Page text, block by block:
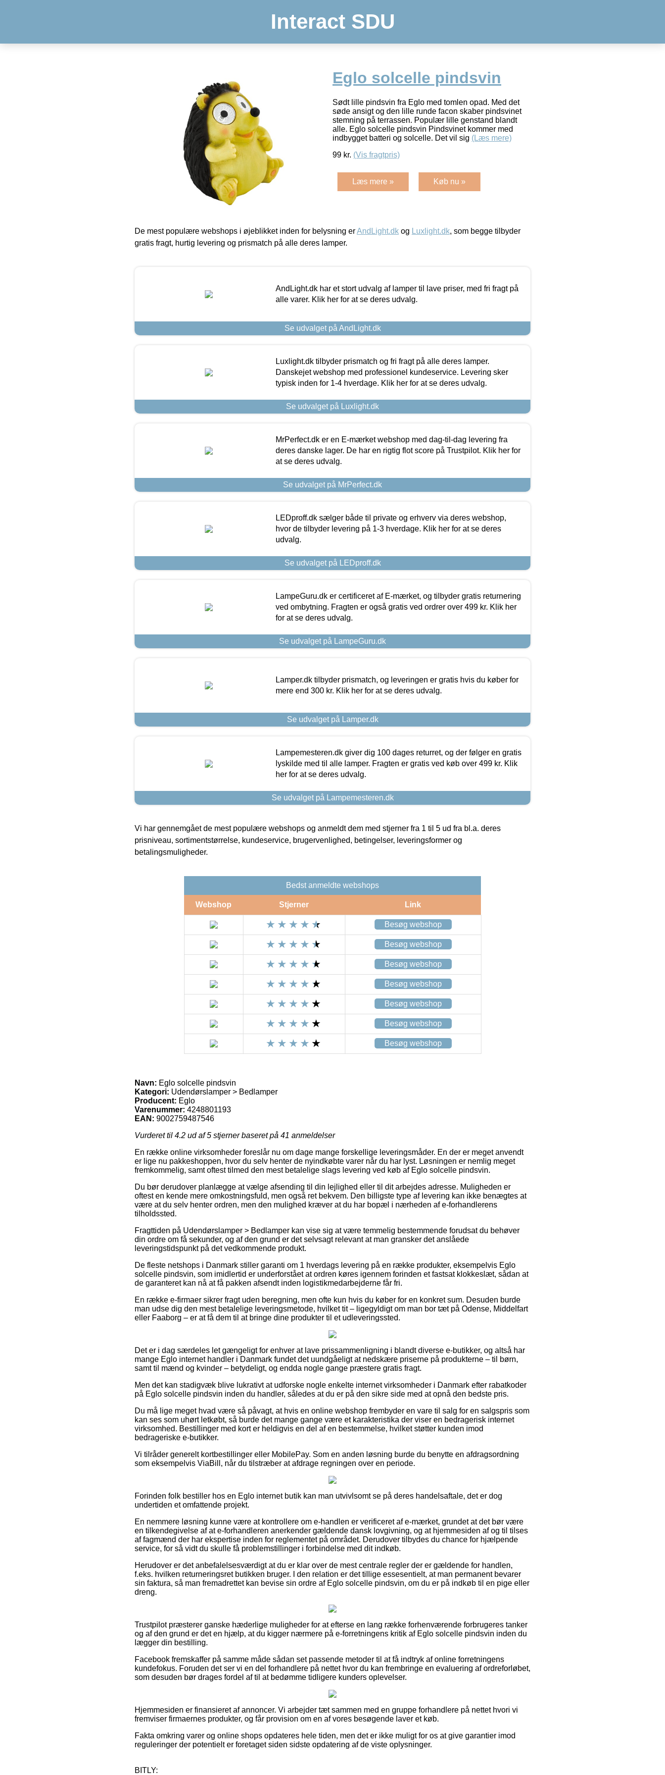
Interact SDU
Eglo solcelle pindsvin
Sødt lille pindsvin fra Eglo med tomlen opad. Med det
søde ansigt og den lille runde facon skaber pindsvinet
stemning på terrassen. Populær lille genstand blandt
alle. Eglo solcelle pindsvin Pindsvinet kommer med
indbygget batteri og solcelle. Det vil sig (Læs mere)
99 kr. (Vis fragtpris)
Læs mere » Køb nu »
De mest populære webshops i øjeblikket inden for belysning erAndLight.dk og Luxlight.dk, som begge tilbyder
gratis fragt, hurtig levering og prismatch på alle deres lamper.
AndLight.dk har et stort udvalg af lamper til lave priser, med fri fragt på
alle varer. Klik her for at se deres udvalg.
Se udvalget på AndLight.dk
Luxlight.dk tilbyder prismatch og fri fragt på alle deres lamper.
Danskejet webshop med professionel kundeservice. Levering sker
typisk inden for 1-4 hverdage. Klik her for at se deres udvalg.
Se udvalget på Luxlight.dk
MrPerfect.dk er en E-mærket webshop med dag-til-dag levering fra
deres danske lager. De har en rigtig flot score på Trustpilot. Klik her for
at se deres udvalg.
Se udvalget på MrPerfect.dk
LEDproff.dk sælger både til private og erhverv via deres webshop,
hvor de tilbyder levering på 1-3 hverdage. Klik her for at se deres
udvalg.
Se udvalget på LEDproff.dk
LampeGuru.dk er certificeret af E-mærket, og tilbyder gratis returnering
ved ombytning. Fragten er også gratis ved ordrer over 499 kr. Klik her
for at se deres udvalg.
Se udvalget på LampeGuru.dk
Lamper.dk tilbyder prismatch, og leveringen er gratis hvis du køber for
mere end 300 kr. Klik her for at se deres udvalg.
Se udvalget på Lamper.dk
Lampemesteren.dk giver dig 100 dages returret, og der følger en gratis
lyskilde med til alle lamper. Fragten er gratis ved køb over 499 kr. Klik
her for at se deres udvalg.
Se udvalget på Lampemesteren.dk
Vi har gennemgået de mest populære webshops og anmeldt dem med stjerner fra 1 til 5 ud fra bl.a. deres
prisniveau, sortimentstørrelse, kundeservice, brugervenlighed, betingelser, leveringsformer og
betalingsmuligheder.
Bedst anmeldte webshops
Webshop Stjerner Link
Besøg webshop
Besøg webshop
Besøg webshop
Besøg webshop
Besøg webshop
Besøg webshop
Besøg webshop
Navn: Eglo solcelle pindsvin
Kategori: Udendørslamper > Bedlamper
Producent: Eglo
Varenummer: 4248801193
EAN: 9002759487546
Vurderet til 4.2 ud af 5 stjerner baseret på 41 anmeldelser
En række online virksomheder foreslår nu om dage mange forskellige leveringsmåder. En der er meget anvendt
er lige nu pakkeshoppen, hvor du selv henter de nyindkøbte varer når du har lyst. Løsningen er nemlig meget
fremkommelig, samt oftest tilmed den mest betalelige slags levering ved køb af Eglo solcelle pindsvin.
Du bør derudover planlægge at vælge afsending til din lejlighed eller til dit arbejdes adresse. Muligheden er
oftest en kende mere omkostningsfuld, men også ret bekvem. Den billigste type af levering kan ikke benægtes at
være at du selv henter ordren, men den mulighed kræver at du har bopæl i nærheden af e-forhandlerens
tilholdssted.
Fragttiden på Udendørslamper > Bedlamper kan vise sig at være temmelig bestemmende forudsat du behøver
din ordre om få sekunder, og af den grund er det selvsagt relevant at man gransker det anslåede
leveringstidspunkt på det vedkommende produkt.
De fleste netshops i Danmark stiller garanti om 1 hverdags levering på en række produkter, eksempelvis Eglo
solcelle pindsvin, som imidlertid er underforstået at ordren køres igennem forinden et fastsat klokkeslæt, sådan at
de garanteret kan nå at få pakken afsendt inden logistikmedarbejderne får fri.
En række e-firmaer sikrer fragt uden beregning, men ofte kun hvis du køber for en konkret sum. Desuden burde
man udse dig den mest betalelige leveringsmetode, hvilket tit – ligegyldigt om man bor tæt på Odense, Middelfart
eller Faaborg – er at få dem til at bringe dine produkter til et udleveringssted.
Det er i dag særdeles let gængeligt for enhver at lave prissammenligning i blandt diverse e-butikker, og altså har
mange Eglo internet handler i Danmark fundet det uundgåeligt at nedskære priserne på produkterne – til børn,
samt til mænd og kvinder – betydeligt, og endda nogle gange præstere gratis fragt.
Men det kan stadigvæk blive lukrativt at udforske nogle enkelte internet virksomheder i Danmark efter rabatkoder
på Eglo solcelle pindsvin inden du handler, således at du er på den sikre side med at opnå den bedste pris.
Du må lige meget hvad være så påvagt, at hvis en online webshop frembyder en vare til salg for en salgspris som
kan ses som uhørt letkøbt, så burde det mange gange være et karakteristika der viser en bedragerisk internet
virksomhed. Bestillinger med kort er heldigvis en del af en bestemmelse, hvilket støtter kunden imod
bedrageriske e-butikker.
Vi tilråder generelt kortbestillinger eller MobilePay. Som en anden løsning burde du benytte en afdragsordning
som eksempelvis ViaBill, når du tilstræber at afdrage regningen over en periode.
Forinden folk bestiller hos en Eglo internet butik kan man utvivlsomt se på deres handelsaftale, det er dog
undertiden et omfattende projekt.
En nemmere løsning kunne være at kontrollere om e-handlen er verificeret af e-mærket, grundet at det bør være
en tilkendegivelse af at e-forhandleren anerkender gældende dansk lovgivning, og at hjemmesiden af og til tilses
af fagmænd der har ekspertise inden for reglementet på området. Derudover tilbydes du chance for hjælpende
service, for så vidt du skulle få problemstillinger i forbindelse med dit indkøb.
Herudover er det anbefalelsesværdigt at du er klar over de mest centrale regler der er gældende for handlen,
f.eks. hvilken returneringsret butikken bruger. I den relation er det tillige essesentielt, at man permanent bevarer
sin faktura, så man fremadrettet kan bevise sin ordre af Eglo solcelle pindsvin, om du er på indkøb til en pige eller
dreng.
Trustpilot præsterer ganske hæderlige muligheder for at efterse en lang række forhenværende forbrugeres tanker
og af den grund er det en hjælp, at du kigger nærmere på e-forretningens kritik af Eglo solcelle pindsvin inden du
lægger din bestilling.
Facebook fremskaffer på samme måde sådan set passende metoder til at få indtryk af online forretningens
kundefokus. Foruden det ser vi en del forhandlere på nettet hvor du kan frembringe en evaluering af ordreforløbet,
som desuden bør drages fordel af til at bedømme tidligere kunders oplevelser.
Hjemmesiden er finansieret af annoncer. Vi arbejder tæt sammen med en gruppe forhandlere på nettet hvori vi
fremviser firmaernes produkter, og får provision om en af vores besøgende laver et køb.
Fakta omkring varer og online shops opdateres hele tiden, men det er ikke muligt for os at give garantier imod
reguleringer der potentielt er foretaget siden sidste opdatering af de viste oplysninger.
BITLY: